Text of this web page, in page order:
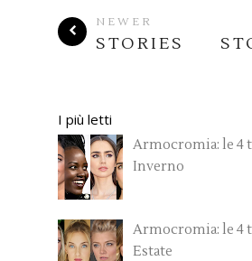
NEWER
STORIES
I più letti
Armocromia: le 4
Inverno
Armocromia: le 4
Estate